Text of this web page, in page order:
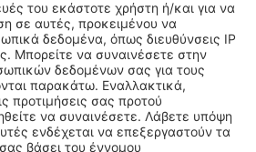
για την αναζήτησή σας
με διαφορετικά κριτήρια